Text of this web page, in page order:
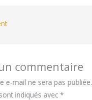
commentaire
e-mail ne sera pas publiée.
indiqués avec *